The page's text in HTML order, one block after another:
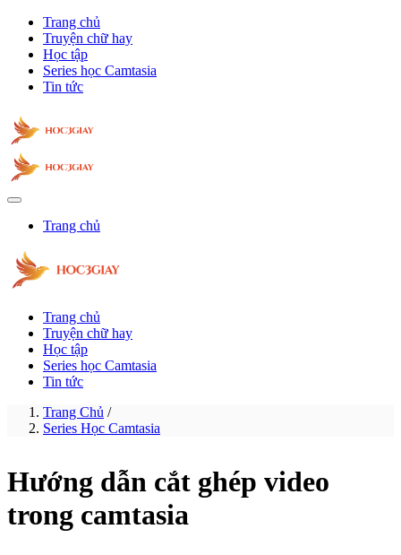
Trang chủ
Truyện chữ hay
Học tập
Series học Camtasia
Tin tức
Trang chủ
Trang chủ
Truyện chữ hay
Học tập
Series học Camtasia
Tin tức
Trang Chủ /
Series Học Camtasia
Hướng dẫn cắt ghép video
trong camtasia